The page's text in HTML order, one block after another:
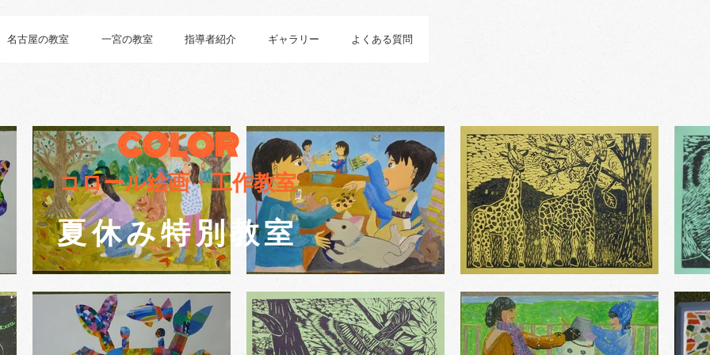
名古屋の教室 一宮の教室 指導者紹介 ギャラリー よくある質問
COLOR
コロール絵画・工作教室
​夏休み特別教室